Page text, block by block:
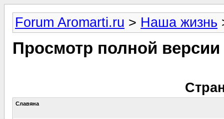
Forum Aromarti.ru > Наша жизнь
Просмотр полной
Славяна